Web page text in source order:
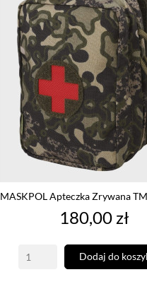
MASKPOL Apteczka Zrywana
Cena
180,00 zł
Dodaj do